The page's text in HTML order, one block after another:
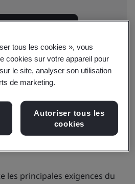
immédiate
in vitro détaille les
fabricants doivent satisfaire
de diagnostic in vitro dans
les principales exigences du
tous les cookies », vous
cookies sur votre appareil pour
le site, analyser son utilisation
de marketing.
Autoriser tous les
cookies